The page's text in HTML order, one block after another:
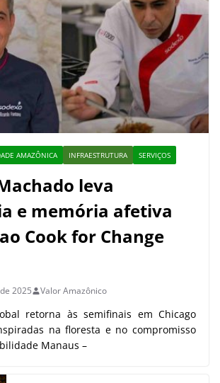
AMAZÔNICA INFRAESTRUTURA SERVIÇOS
leva
e memória afetiva
Cook for Change
2025 Valor Amazônico
retorna às semifinais em Chicago
na floresta e no compromisso
Manaus –